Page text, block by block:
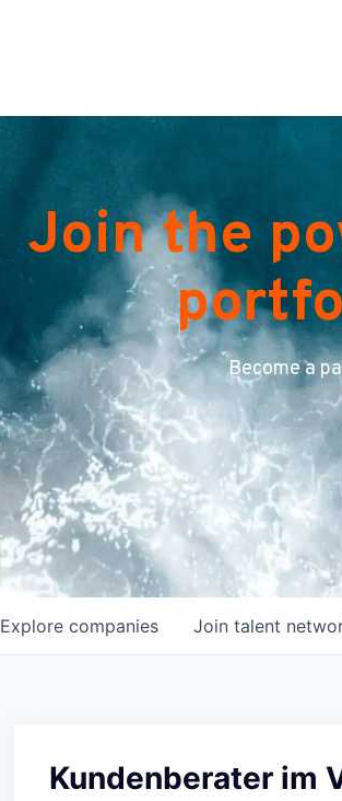
Join the
Become a
Explore companies Join talent
Kundenberater im